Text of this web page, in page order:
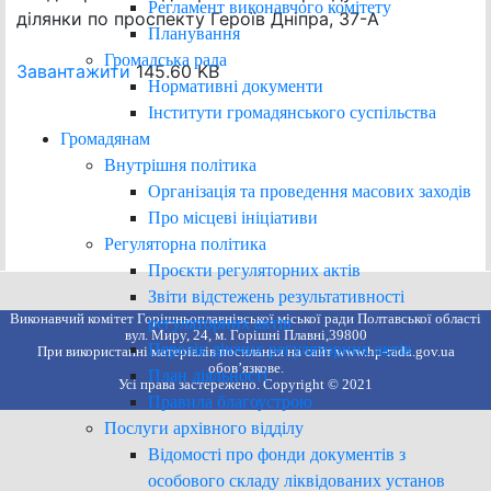
Регламент виконавчого комітету
Планування
Громадська рада
Нормативні документи
Інститути громадянського суспільства
Громадянам
Внутрішня політика
Організація та проведення масових заходів
Про місцеві ініціативи
Регуляторна політика
Проєкти регуляторних актів
Звіти відстежень результативності
регуляторних актів
Перелік діючих регуляторних актів
План діяльності
Правила благоустрою
Послуги архівного відділу
Відомості про фонди документів з
особового складу ліквідованих установ
ділянки по проспекту Героїв Дніпра, 37-А
Завантажити145.60 KB
Виконавчий комітет Горішньоплавнівської міської ради Полтавської області
вул. Миру, 24, м. Горішні Плавні,39800
При використанні матеріалів посилання на сайт www.hp-rada.gov.ua
обов’язкове.
Усі права застережено. Copyright © 2021